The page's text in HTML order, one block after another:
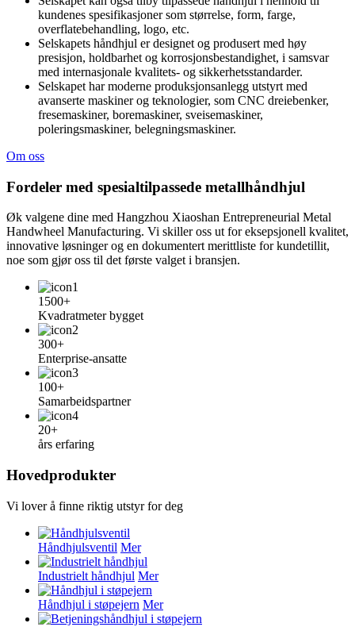
kundenes spesifikasjoner som størrelse, form, farge,
overflatebehandling, logo, etc.
Selskapets håndhjul er designet og produsert med høy
presisjon, holdbarhet og korrosjonsbestandighet, i samsvar
med internasjonale kvalitets- og sikkerhetsstandarder.
Selskapet har moderne produksjonsanlegg utstyrt med
avanserte maskiner og teknologier, som CNC dreiebenker,
fresemaskiner, boremaskiner, sveisemaskiner,
poleringsmaskiner, belegningsmaskiner.
Om oss
Fordeler med spesialtilpassede metallhåndhjul
Øk valgene dine med Hangzhou Xiaoshan Entrepreneurial Metal
Handwheel Manufacturing. Vi skiller oss ut for eksepsjonell kvalitet,
innovative løsninger og en dokumentert merittliste for kundetillit,
noe som gjør oss til det første valget i bransjen.
1500+
Kvadratmeter bygget
300+
Enterprise-ansatte
100+
Samarbeidspartner
20+
års erfaring
Hovedprodukter
Vi lover å finne riktig utstyr for deg
Håndhjulsventil Mer
Industrielt håndhjul Mer
Håndhjul i støpejern Mer